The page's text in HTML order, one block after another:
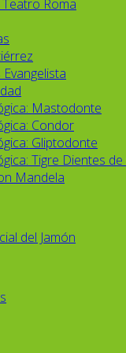
Roma
Mastodonte
Condor
Gliptodonte
Tigre Dientes de
Mandela
del Jamón